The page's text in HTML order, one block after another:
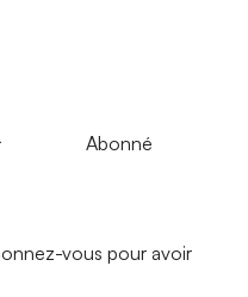
Abonné
vous pour avoir